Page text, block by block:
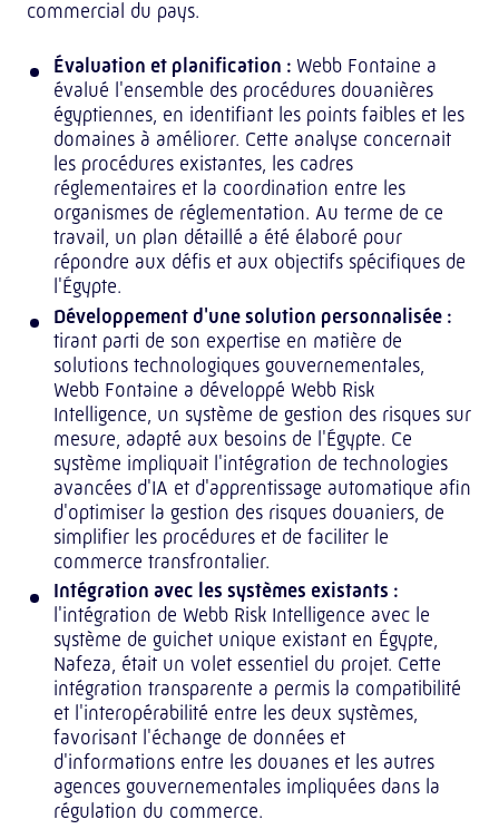
commercial du pays.
Évaluation et planification :Webb Fontaine a
évalué l'ensemble des procédures douanières
égyptiennes, en identifiant les points faibles et les
domaines à améliorer. Cette analyse concernait
les procédures existantes, les cadres
réglementaires et la coordination entre les
organismes de réglementation. Au terme de ce
travail, un plan détaillé a été élaboré pour
répondre aux défis et aux objectifs spécifiques de
l'Égypte.
Développement d'une solution personnalisée :
tirant parti de son expertise en matière de
solutions technologiques gouvernementales,
Webb Fontaine a développé Webb Risk
Intelligence, un système de gestion des risques sur
mesure, adapté aux besoins de l'Égypte. Ce
système impliquait l'intégration de technologies
avancées d'IA et d'apprentissage automatique afin
d'optimiser la gestion des risques douaniers, de
simplifier les procédures et de faciliter le
commerce transfrontalier.
Intégration avec les systèmes existants :
l'intégration de Webb Risk Intelligence avec le
système de guichet unique existant en Égypte,
Nafeza, était un volet essentiel du projet. Cette
intégration transparente a permis la compatibilité
et l'interopérabilité entre les deux systèmes,
favorisant l'échange de données et
d'informations entre les douanes et les autres
agences gouvernementales impliquées dans la
régulation du commerce.